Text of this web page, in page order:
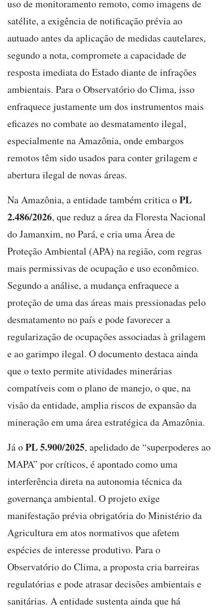
uso de monitoramento remoto, como imagens de
satélite, a exigência de notificação prévia ao
autuado antes da aplicação de medidas cautelares,
segundo a nota, compromete a capacidade de
resposta imediata do Estado diante de infrações
ambientais. Para o Observatório do Clima, isso
enfraquece justamente um dos instrumentos mais
eficazes no combate ao desmatamento ilegal,
especialmente na Amazônia, onde embargos
remotos têm sido usados para conter grilagem e
abertura ilegal de novas áreas.
Na Amazônia, a entidade também critica oPL
2.486/2026, que reduz a área da Floresta Nacional
do Jamanxim, no Pará, e cria uma Área de
Proteção Ambiental (APA) na região, com regras
mais permissivas de ocupação e uso econômico.
Segundo a análise, a mudança enfraquece a
proteção de uma das áreas mais pressionadas pelo
desmatamento no país e pode favorecer a
regularização de ocupações associadas à grilagem
e ao garimpo ilegal. O documento destaca ainda
que o texto permite atividades minerárias
compatíveis com o plano de manejo, o que, na
visão da entidade, amplia riscos de expansão da
mineração em uma área estratégica da Amazônia.
Já oPL 5.900/2025, apelidado de “superpoderes ao
MAPA” por críticos, é apontado como uma
interferência direta na autonomia técnica da
governança ambiental. O projeto exige
manifestação prévia obrigatória do Ministério da
Agricultura em atos normativos que afetem
espécies de interesse produtivo. Para o
Observatório do Clima, a proposta cria barreiras
regulatórias e pode atrasar decisões ambientais e
sanitárias. A entidade sustenta ainda que há